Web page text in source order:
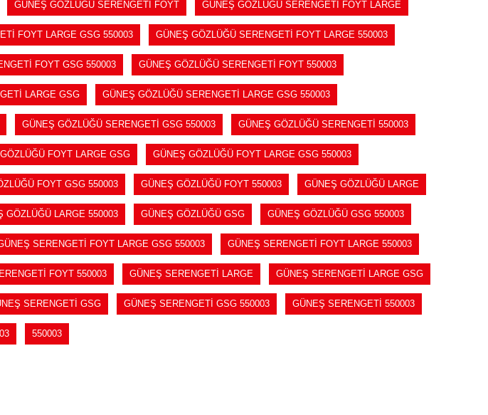
GÜNEŞ GÖZLÜĞÜ SERENGETİ FOYT GÜNEŞ GÖZLÜĞÜ SERENGETİ FOYT LARGE
FOYT LARGE GSG 550003 GÜNEŞ GÖZLÜĞÜ SERENGETİ FOYT LARGE 550003
FOYT GSG 550003 GÜNEŞ GÖZLÜĞÜ SERENGETİ FOYT 550003
LARGE GSG GÜNEŞ GÖZLÜĞÜ SERENGETİ LARGE GSG 550003
GÜNEŞ GÖZLÜĞÜ SERENGETİ GSG 550003 GÜNEŞ GÖZLÜĞÜ SERENGETİ 550003
FOYT LARGE GSG GÜNEŞ GÖZLÜĞÜ FOYT LARGE GSG 550003
FOYT GSG 550003 GÜNEŞ GÖZLÜĞÜ FOYT 550003 GÜNEŞ GÖZLÜĞÜ LARGE
GÖZLÜĞÜ LARGE 550003 GÜNEŞ GÖZLÜĞÜ GSG GÜNEŞ GÖZLÜĞÜ GSG 550003
SERENGETİ FOYT LARGE GSG 550003 GÜNEŞ SERENGETİ FOYT LARGE 550003
FOYT 550003 GÜNEŞ SERENGETİ LARGE GÜNEŞ SERENGETİ LARGE GSG
SERENGETİ GSG GÜNEŞ SERENGETİ GSG 550003 GÜNEŞ SERENGETİ 550003
550003